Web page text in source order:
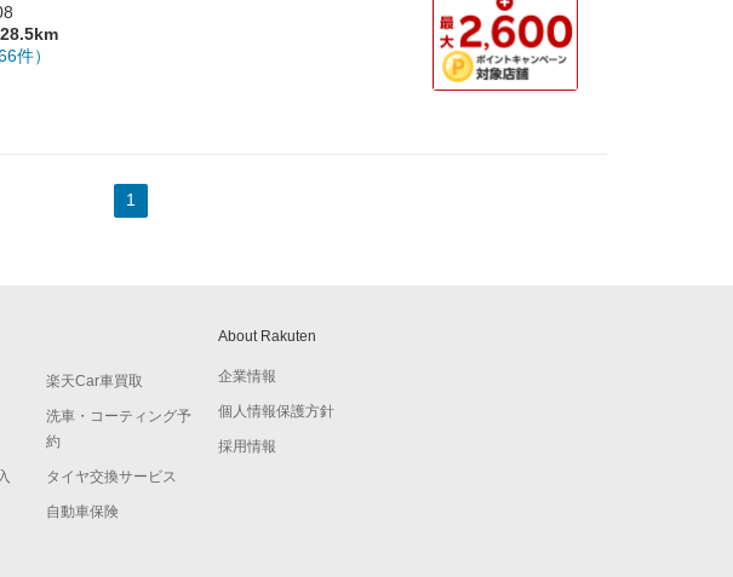
件）
1
楽天Car車買取
洗車・コーティング予
約
タイヤ交換サービス
自動車保険
About Rakuten
企業情報
個人情報保護方針
採用情報